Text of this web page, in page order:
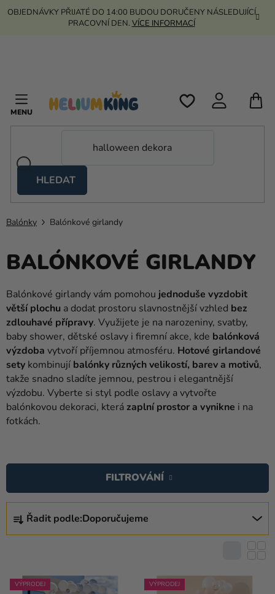
Přejít
OBJEDNÁVKY PŘIJATÉ DO 14:00 BUDOU DORUČENY NÁSLEDUJÍCÍ
PRACOVNÍ DEN. VÍCE INFORMACÍ
HLEDAT
stany
Kanekalon
Helium
a
Svatba
Párty
Výzdoba
a
doplňky
Kostýmy
a
merch
Svátky
potřeby
Balónky Balónkové girlandy
BALÓNKOVÉ GIRLANDY
Balónkové girlandy vám pomohou jednoduše vyzdobit
větší plochu a dodat prostoru slavnostnější vzhled bez
zdlouhavé přípravy. Využijete je na narozeniny, svatby,
baby shower, dětské oslavy i firemní akce, kde balónková
výzdoba vytvoří příjemnou atmosféru. Hotové girlandové
sety kombinují balónky různých velikostí, barev a motivů,
takže snadno sladíte jemnou, pestrou i elegantnější
výzdobu. Vyberte si styl podle oslavy a vytvořte
balónkovou dekoraci, která zaplní prostor a vynikne i na
fotkách.
A
Z
Řadit podle:Doporučujeme
FILTROVÁNÍ
Ý
P
I
S
P
DVÝPRODEJ VÝPRODEJ